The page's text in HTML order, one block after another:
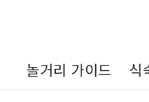
놀거리 가이드 식